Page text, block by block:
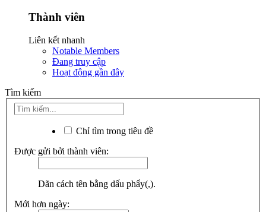
Thành viên
Liên kết nhanh
Notable Members
Đang truy cập
Hoạt động gần đây
Tìm kiếm
Chỉ tìm trong tiêu đề
Được gửi bởi thành viên:
Dãn cách tên bằng dấu phẩy(,).
Mới hơn ngày: